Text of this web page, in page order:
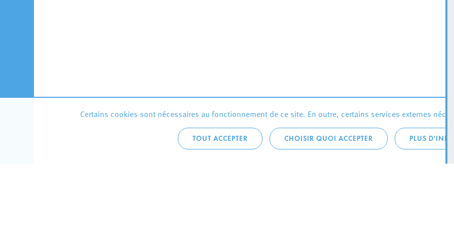
Certains cookies sont nécessaires au fonctionnement de ce site. En outre, certains services externes
TOUT ACCEPTER CHOISIR QUOI ACCEPTER PLUS